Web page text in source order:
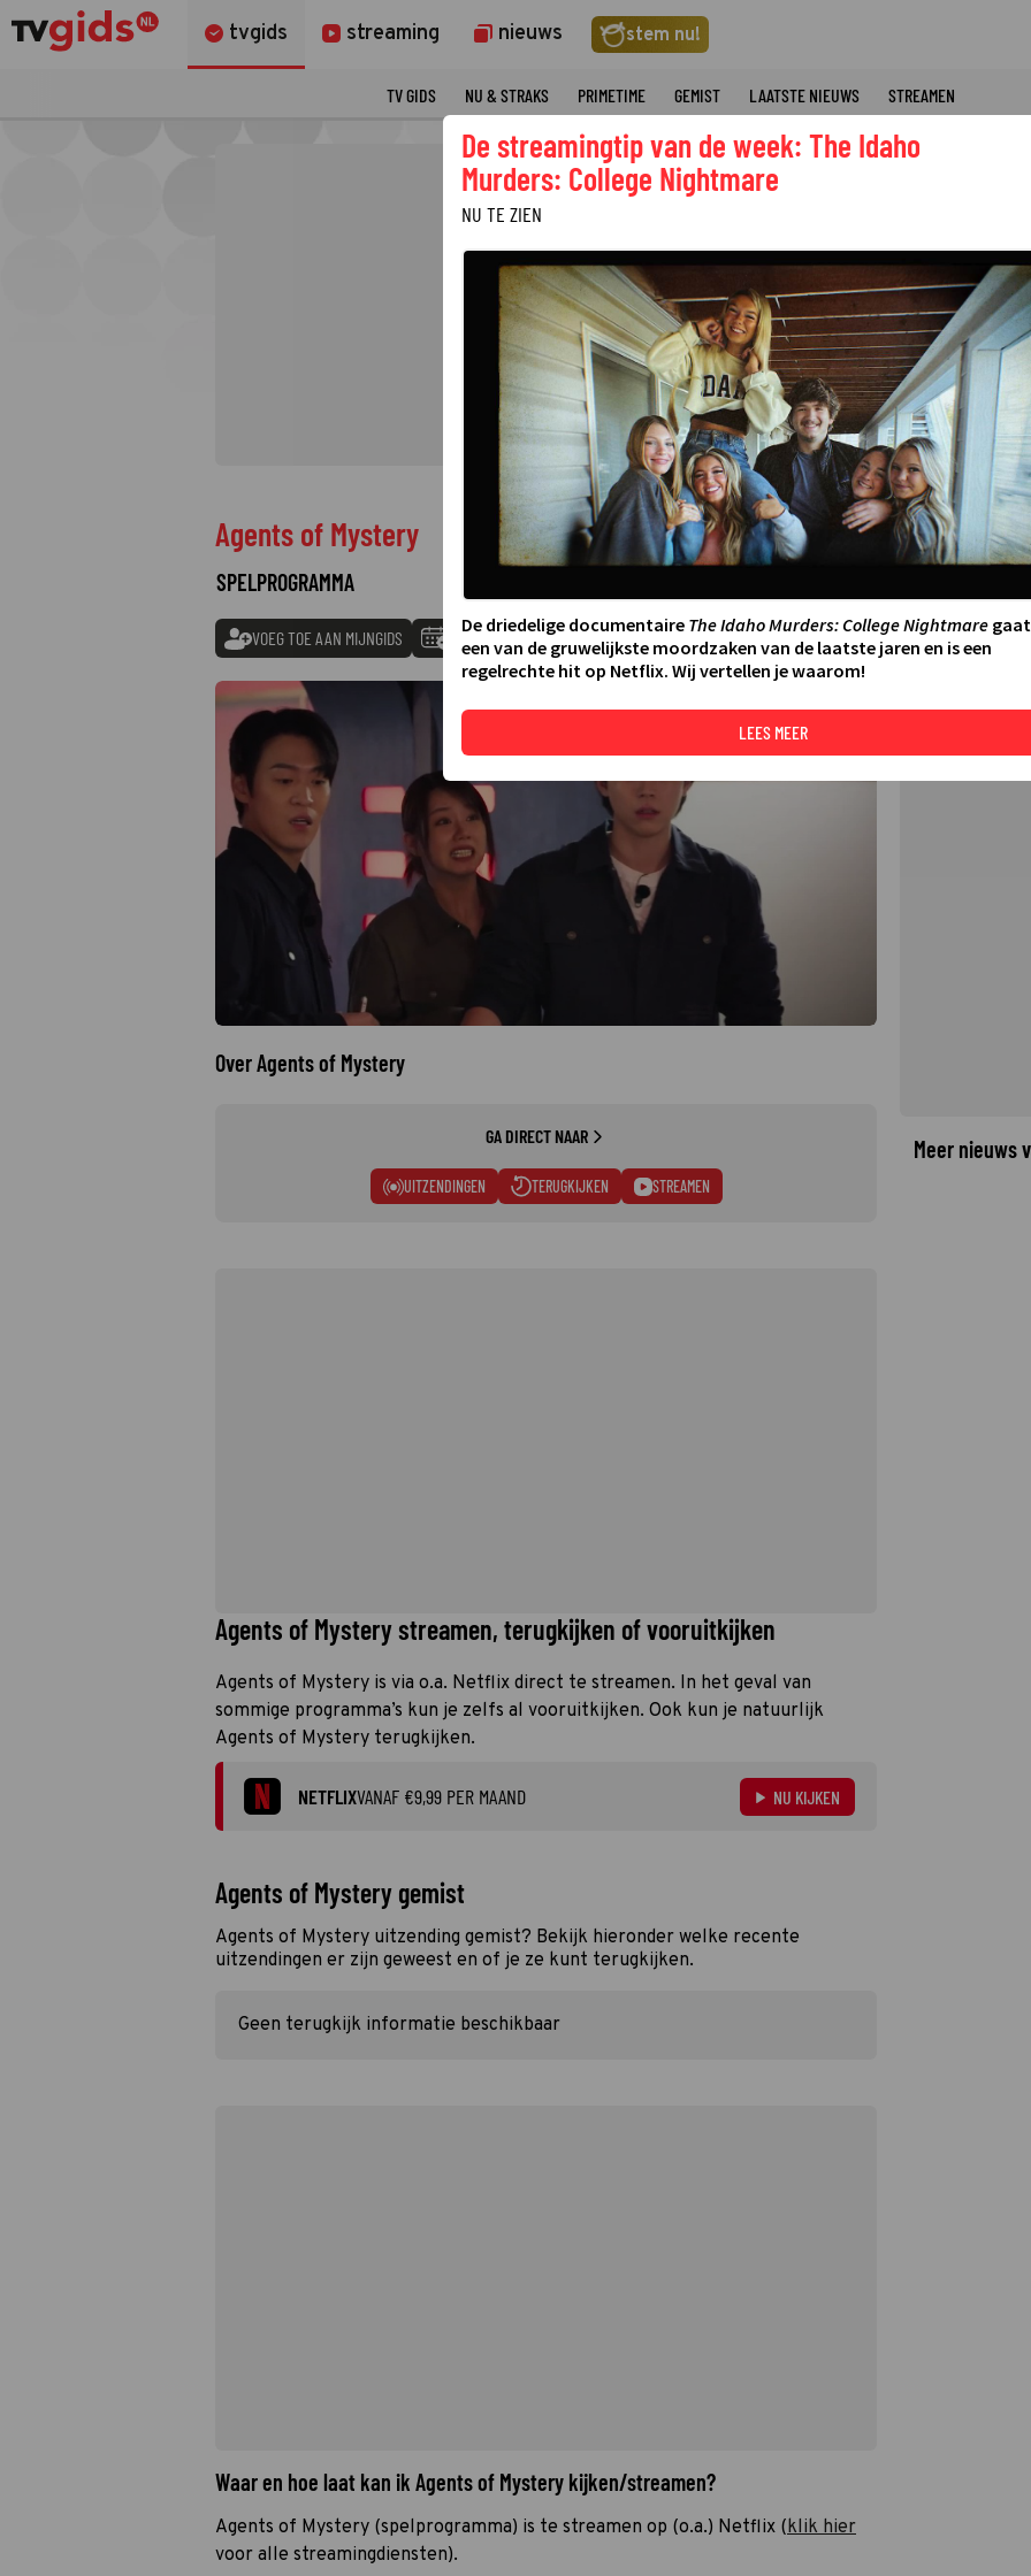
tvgids streaming nieuws stem nu!
TV GIDS NU & STRAKS PRIMETIME GEMIST LAATSTE NIEUWS STREAMEN
Agents of Mystery
SPELPROGRAMMA
VOEG TOE AAN MIJNGIDS TOEVOEGEN AAN AGENDA DELEN
Over Agents of Mystery
GA DIRECT NAAR
UITZENDINGEN TERUGKIJKEN STREAMEN
Agents of Mystery streamen, terugkijken of vooruitkijken
Agents of Mystery is via o.a. Netflix direct te streamen. In het geval van
sommige programma’s kun je zelfs al vooruitkijken. Ook kun je natuurlijk
Agents of Mystery terugkijken.
NETFLIXVANAF €9,99 PER MAAND NU KIJKEN
Agents of Mystery gemist
Agents of Mystery uitzending gemist? Bekijk hieronder welke recente
uitzendingen er zijn geweest en of je ze kunt terugkijken.
Geen terugkijk informatie beschikbaar
Waar en hoe laat kan ik Agents of Mystery kijken/streamen?
Agents of Mystery (spelprogramma) is te streamen op (o.a.) Netflix (klik hier
voor alle streamingdiensten).
FILMS
DE
Meer nieuws
De streamingtip van de week: The Idaho
Murders: College Nightmare
NU TE ZIEN
De driedelige documentaire The Idaho Murders: College Nightmaregaat
een van de gruwelijkste moordzaken van de laatste jaren en is een
regelrechte hit op Netflix. Wij vertellen je waarom!
LEES MEER